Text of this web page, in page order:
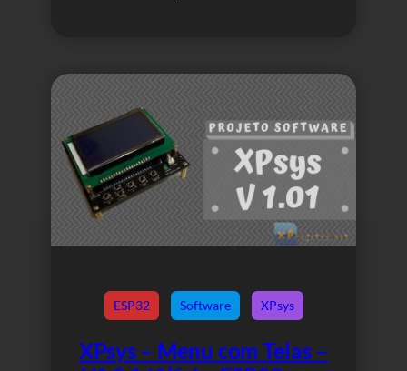
ESP32 Software XPsys
XPsys – Menu com Telas –